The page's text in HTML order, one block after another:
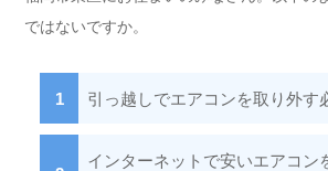
ではないですか。
引っ越しでエアコンを取り外す
インターネットで安いエアコン